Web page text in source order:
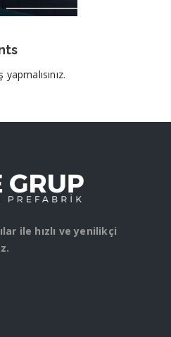
yapmalısınız.
ile hızlı ve yenilikçi